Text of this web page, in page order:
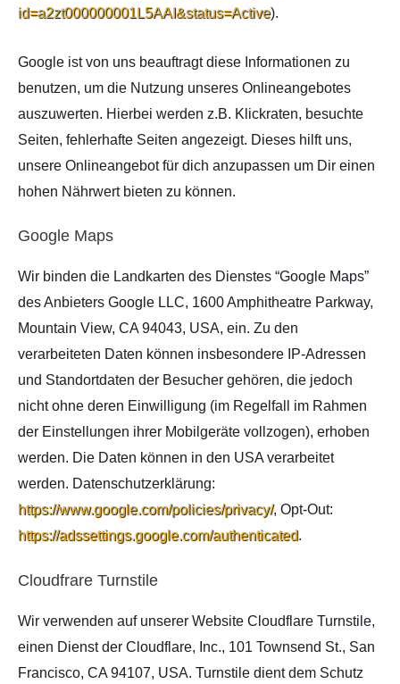
id=a2zt000000001L5AAI&status=Active).
Google ist von uns beauftragt diese Informationen zu
benutzen, um die Nutzung unseres Onlineangebotes
auszuwerten. Hierbei werden z.B. Klickraten, besuchte
Seiten, fehlerhafte Seiten angezeigt. Dieses hilft uns,
unsere Onlineangebot für dich anzupassen um Dir einen
hohen Nährwert bieten zu können.
Google Maps
Wir binden die Landkarten des Dienstes “Google Maps”
des Anbieters Google LLC, 1600 Amphitheatre Parkway,
Mountain View, CA 94043, USA, ein. Zu den
verarbeiteten Daten können insbesondere IP-Adressen
und Standortdaten der Besucher gehören, die jedoch
nicht ohne deren Einwilligung (im Regelfall im Rahmen
der Einstellungen ihrer Mobilgeräte vollzogen), erhoben
werden. Die Daten können in den USA verarbeitet
werden. Datenschutzerklärung:
https://www.google.com/policies/privacy/, Opt-Out:
https://adssettings.google.com/authenticated.
Cloudfrare Turnstile
Wir verwenden auf unserer Website Cloudflare Turnstile,
einen Dienst der Cloudflare, Inc., 101 Townsend St., San
Francisco, CA 94107, USA. Turnstile dient dem Schutz